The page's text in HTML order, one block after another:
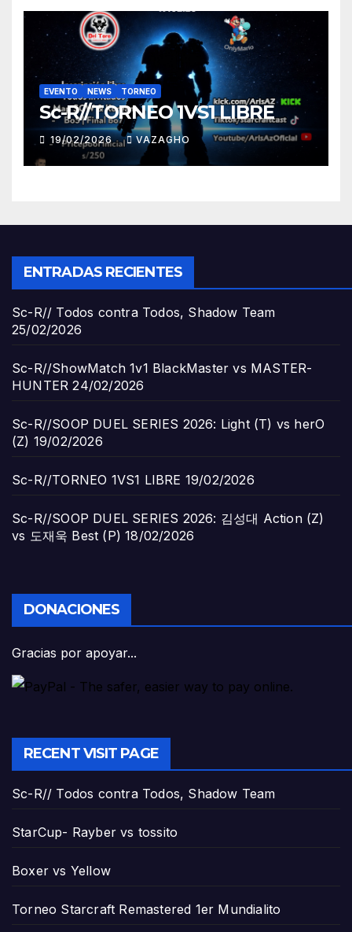
EVENTO NEWS TORNEO
Sc-R//TORNEO 1VS1 LIBRE
19/02/2026 VAZAGHO
ENTRADAS RECIENTES
Sc-R// Todos contra Todos, Shadow Team
25/02/2026
Sc-R//ShowMatch 1v1 BlackMaster vs MASTER-
HUNTER 24/02/2026
Sc-R//SOOP DUEL SERIES 2026: Light (T) vs herO
(Z) 19/02/2026
Sc-R//TORNEO 1VS1 LIBRE 19/02/2026
Sc-R//SOOP DUEL SERIES 2026: 김성대 Action (Z)
vs 도재욱 Best (P) 18/02/2026
DONACIONES
Gracias por apoyar...
RECENT VISIT PAGE
Sc-R// Todos contra Todos, Shadow Team
StarCup- Rayber vs tossito
Boxer vs Yellow
Torneo Starcraft Remastered 1er Mundialito